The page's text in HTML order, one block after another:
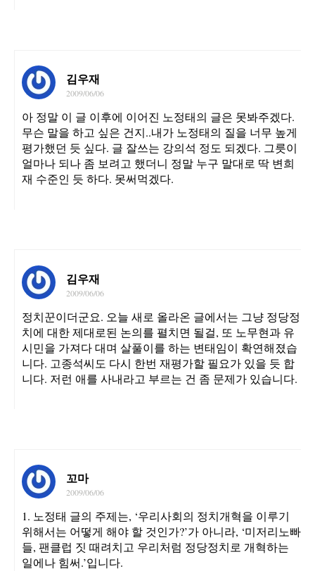
김우재
2009/06/06
아 정말 이 글 이후에 이어진 노정태의 글은 못봐주겠다.
무슨 말을 하고 싶은 건지..내가 노정태의 질을 너무 높게
평가했던 듯 싶다. 글 잘쓰는 강의석 정도 되겠다. 그릇이
얼마나 되나 좀 보려고 했더니 정말 누구 말대로 딱 변희
재 수준인 듯 하다. 못써먹겠다.
김우재
2009/06/06
정치꾼이더군요. 오늘 새로 올라온 글에서는 그냥 정당정
치에 대한 제대로된 논의를 펼치면 될걸, 또 노무현과 유
시민을 가져다 대며 살풀이를 하는 변태임이 확연해졌습
니다. 고종석씨도 다시 한번 재평가할 필요가 있을 듯 합
니다. 저런 애를 사내라고 부르는 건 좀 문제가 있습니다.
꼬마
2009/06/06
1. 노정태 글의 주제는, ‘우리사회의 정치개혁을 이루기
위해서는 어떻게 해야 할 것인가?’가 아니라, ‘미저리노빠
들, 팬클럽 짓 때려치고 우리처럼 정당정치로 개혁하는
일에나 힘써.’입니다.